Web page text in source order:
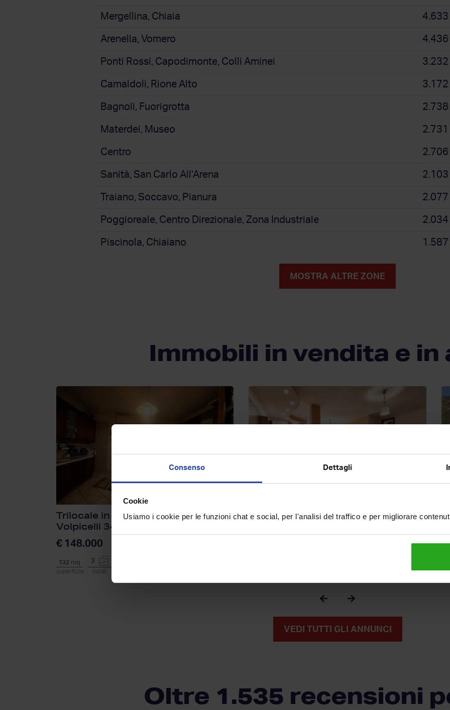
Consenso Dettagli
Cookie
Usiamo i cookie per le funzioni chat e social, per l'analisi del traffico e per migliorare
Mergellina, Chiaia 4.633
Arenella, Vomero 4.436
Ponti Rossi, Capodimonte, Colli Aminei 3.232
Camaldoli, Rione Alto 3.172
Bagnoli, Fuorigrotta 2.738
Materdei, Museo 2.731
Centro 2.706
Sanità, San Carlo All’Arena 2.103
Traiano, Soccavo, Pianura 2.077
Poggioreale, Centro Direzionale, Zona Industriale 2.034
Piscinola, Chiaiano 1.587
MOSTRA ALTRE ZONE
Immobili in vendita e
Trilocale in vendita, via Angelo
Volpicelli 34, Arzano
€ 148.000
132 mq
superficie
3
locali
Quadrilocale in vendita, via Pino
€
VEDI TUTTI GLI ANNUNCI
Oltre 1.535 recensioni